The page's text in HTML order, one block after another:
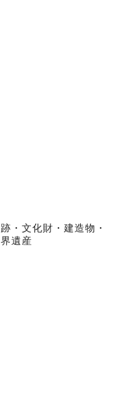
・文化財・建造物・
遺産